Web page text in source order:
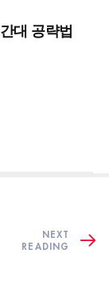
대 공략법
NEXT
READING